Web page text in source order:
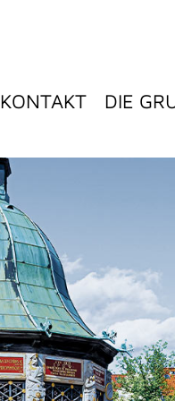
KONTAKT DIE